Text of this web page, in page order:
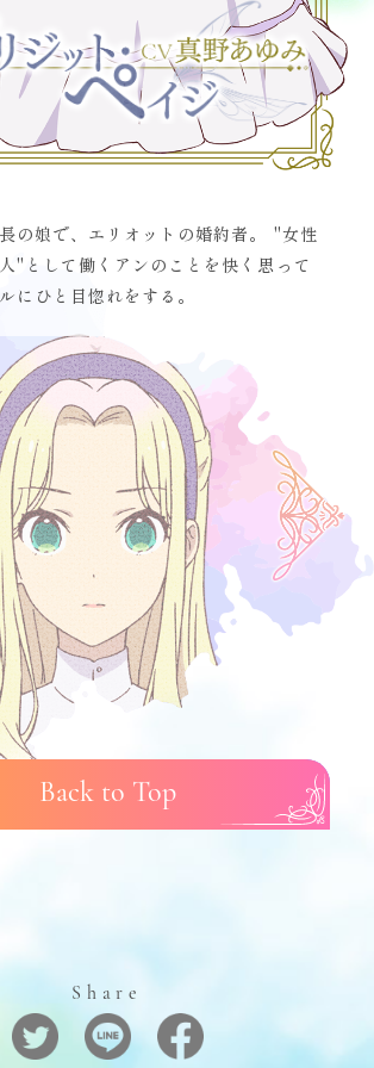
の娘で、エリオットの婚約者。 "女性
"として働くアンのことを快く思って
にひと目惚れをする。
Back to Top
Share